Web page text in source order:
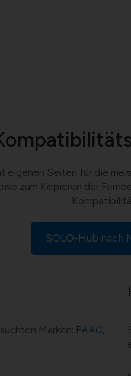
eigenen Seiten für die
zum Kopieren der
SOLO-Hub nach
Marken: FAAC,